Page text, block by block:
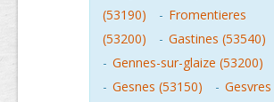
(53190)
- Fromentieres
(53200)
- Gastines (53540)
- Gennes-sur-glaize (53200)
- Gesnes (53150) - Gesvres